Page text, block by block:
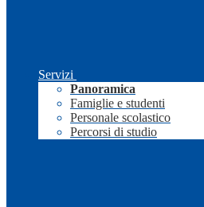
Servizi
Panoramica
Famiglie e studenti
Personale scolastico
Percorsi di studio